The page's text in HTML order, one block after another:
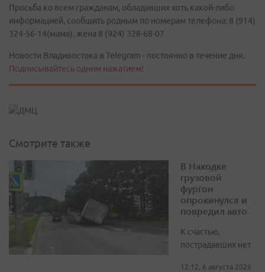
Просьба ко всем гражданам, обладавших хоть какой-либо
информацией, сообщить родным по номерам телефона: 8 (914)
324-56-14(мама), жена 8 (924) 328-68-07
Новости Владивостока в Telegram - постоянно в течение дня.
Подписывайтесь одним нажатием!
Смотрите также
В Находке
грузовой
фургон
опрокинулся и
повредил авто
К счастью,
пострадавших нет
12:12, 6 августа 2026